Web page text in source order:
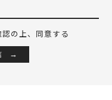
の上、同意する